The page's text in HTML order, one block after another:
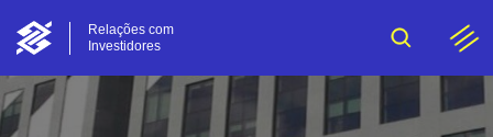
Relações com
Investidores